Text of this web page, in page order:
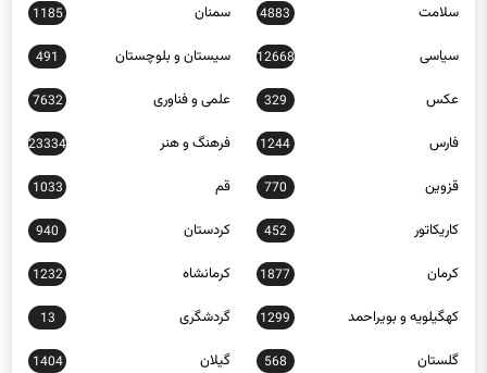
سلامت 4883 سمنان 1185
سیاسی 12668 سیستان و بلوچستان 491
عکس 329 علمی و فناوری 7632
فارس 1244 فرهنگ و هنر 23334
قزوین 770 قم 1033
کاریکاتور 452 کردستان 940
کرمان 1877 کرمانشاه 1232
کهگیلویه و بویراحمد 1299 گردشگری 13
گلستان 568 گیلان 1404